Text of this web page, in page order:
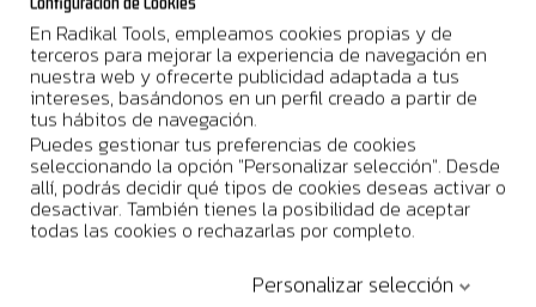
de 230 mm para aplicaciones exigentes que requieren una gran
capacidad.
Beneficios del usuario
Arranque suave para una puesta en marcha sin problemas
Doble aislamiento
La función antir-restart evita el arranque accidental
Especificaciones técnicas
Potencia de entrada absorbida: 2000 W
Máx. Profundidad de corte: 74 mm
En Radikal Tools, empleamos cookies propias y de
terceros para mejorar la experiencia de navegación en
nuestra web y ofrecerte publicidad adaptada a tus
intereses, basándonos en un perfil creado a partir de
tus hábitos de navegación.
Puedes gestionar tus preferencias de cookies
seleccionando la opción "Personalizar selección". Desde
allí, podrás decidir qué tipos de cookies deseas activar o
desactivar. También tienes la posibilidad de aceptar
todas las cookies o rechazarlas por completo.
Personalizar selección